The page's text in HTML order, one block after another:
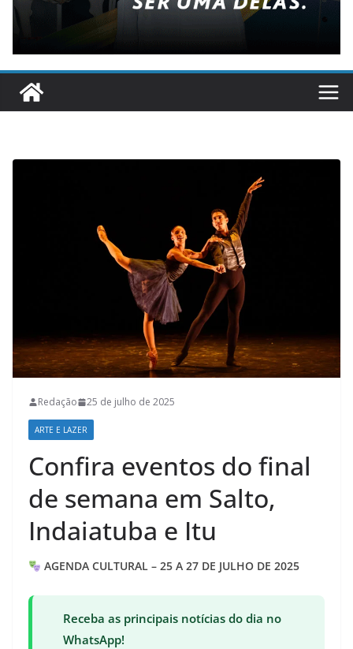
Redação 25 de julho de 2025
ARTE E LAZER
Confira eventos do final
de semana em Salto,
Indaiatuba e Itu
AGENDA CULTURAL – 25 A 27 DE JULHO DE 2025
Receba as principais notícias do dia no
WhatsApp!